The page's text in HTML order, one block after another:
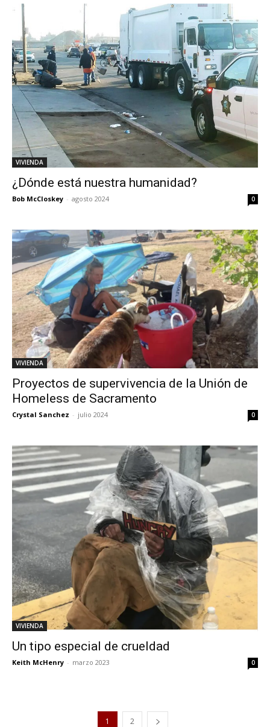
VIVIENDA
¿Dónde está nuestra humanidad?
Bob McCloskey - agosto 2024 0
VIVIENDA
Proyectos de supervivencia de la Unión de
Homeless de Sacramento
Crystal Sanchez - julio 2024 0
VIVIENDA
Un tipo especial de crueldad
Keith McHenry - marzo 2023 0
1 2